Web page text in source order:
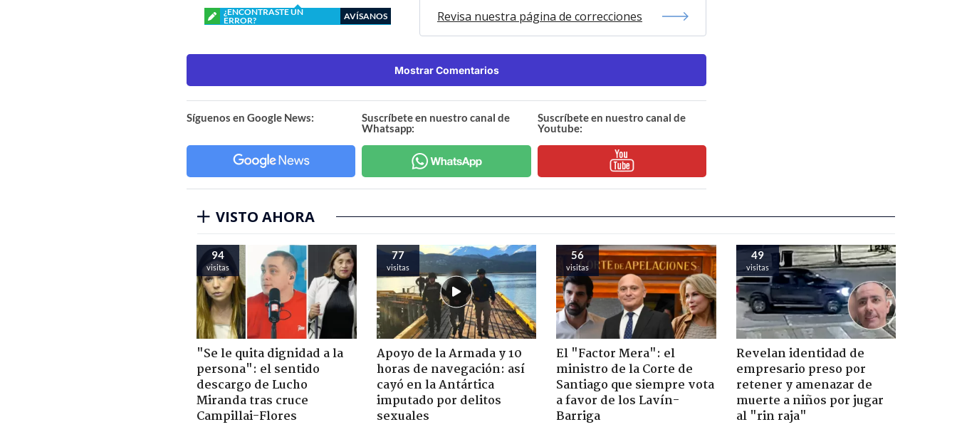
¿ENCONTRASTE UN
ERROR?
AVÍSANOS Revisa nuestra página de correcciones
Mostrar Comentarios
Síguenos en Google News:
Suscríbete en nuestro canal de
Whatsapp:
Suscríbete en nuestro canal de
Youtube:
VISTO AHORA
94
visitas
"Se le quita dignidad a la
persona": el sentido
descargo de Lucho
Miranda tras cruce
Campillai-Flores
77
visitas
Apoyo de la Armada y 10
horas de navegación: así
cayó en la Antártica
imputado por delitos
sexuales
56
visitas
El "Factor Mera": el
ministro de la Corte de
Santiago que siempre vota
a favor de los Lavín-
Barriga
49
visitas
Revelan identidad de
empresario preso por
retener y amenazar de
muerte a niños por jugar
al "rin raja"